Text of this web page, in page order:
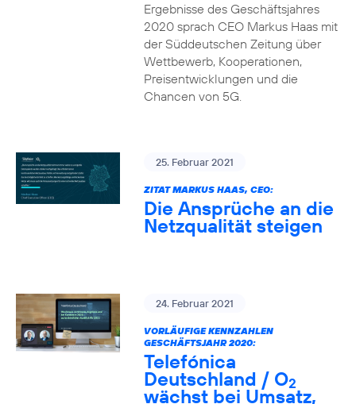
Ergebnisse des Geschäftsjahres
2020 sprach CEO Markus Haas mit
der Süddeutschen Zeitung über
Wettbewerb, Kooperationen,
Preisentwicklungen und die
Chancen von 5G.
25. Februar 2021
ZITAT MARKUS HAAS, CEO:
Die Ansprüche an die
Netzqualität steigen
24. Februar 2021
VORLÄUFIGE KENNZAHLEN
GESCHÄFTSJAHR 2020:
Telefónica
Deutschland / O2
wächst bei Umsatz,